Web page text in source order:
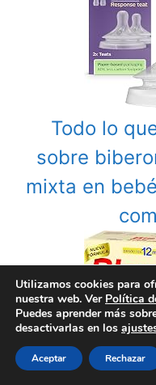
Todo lo
sobre
mixta en
Utilizamos cookies para
nuestra web. Ver Política
Puedes aprender más
desactivarlas en los
Aceptar Rechazar